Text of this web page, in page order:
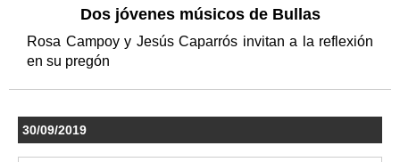
Dos jóvenes músicos de Bullas
Rosa Campoy y Jesús Caparrós invitan a la reflexión
en su pregón
30/09/2019